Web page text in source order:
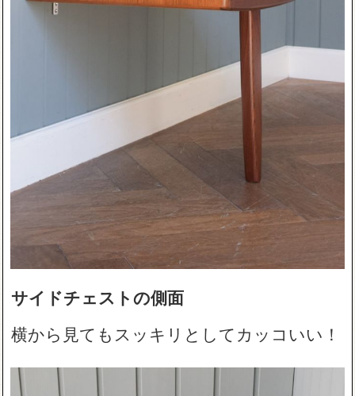
サイドチェストの側面
横から見てもスッキリとしてカッコいい！